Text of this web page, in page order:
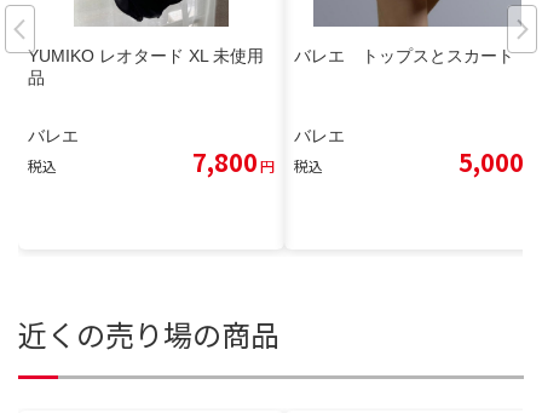
YUMIKO レオタード XL 未使用
品
バレエ
税込 7,800円
バレエ トップスとスカート
バレエ
税込 5,000
近くの売り場の商品